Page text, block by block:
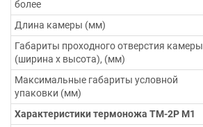
более
Длина камеры (мм)
Габариты проходного отверстия камеры
(ширина х высота), (мм)
Максимальные габариты условной
упаковки (мм)
Характеристики термоножа ТМ-2Р М1